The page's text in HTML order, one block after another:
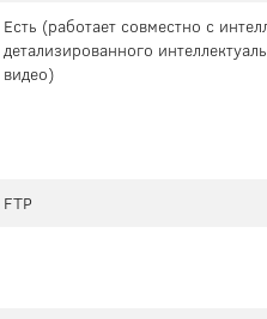
Есть (работает совместно с
детализированного
видео)
FTP